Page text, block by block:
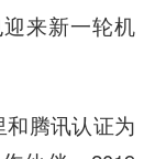
来新一轮机
和腾讯认证为